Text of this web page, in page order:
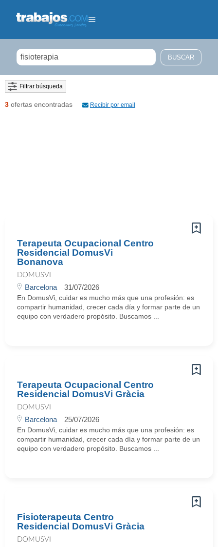
Filtrar búsqueda
3 ofertas encontradas Recibir por email
Terapeuta Ocupacional Centro
Residencial DomusVi
Bonanova
DOMUSVI
Barcelona 31/07/2026
En DomusVi, cuidar es mucho más que una profesión: es
compartir humanidad, crecer cada día y formar parte de un
equipo con verdadero propósito. Buscamos ...
Terapeuta Ocupacional Centro
Residencial DomusVi Gràcia
DOMUSVI
Barcelona 25/07/2026
En DomusVi, cuidar es mucho más que una profesión: es
compartir humanidad, crecer cada día y formar parte de un
equipo con verdadero propósito. Buscamos ...
Fisioterapeuta Centro
Residencial DomusVi Gràcia
DOMUSVI